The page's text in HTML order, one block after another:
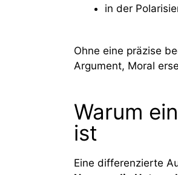
in der
Ohne eine präzise
Argument, Moral
Warum
ist
Eine differenzierte